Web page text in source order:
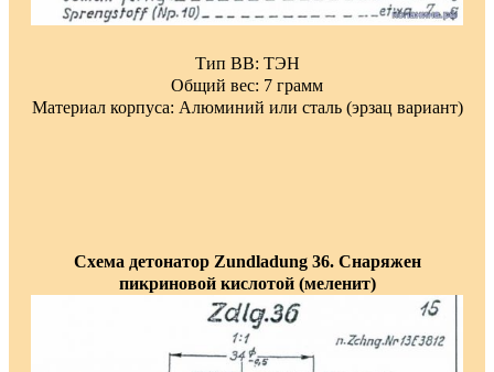
Тип ВВ: ТЭН
Общий вес: 7 грамм
Материал корпуса: Алюминий или сталь (эрзац вариант)
Схема детонатор Zundladung 36. Снаряжен
пикриновой кислотой (меленит)